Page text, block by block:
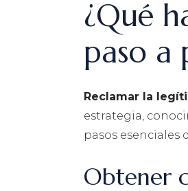
¿Qué
paso a
Reclamar la
estrategia,
pasos
Obtener